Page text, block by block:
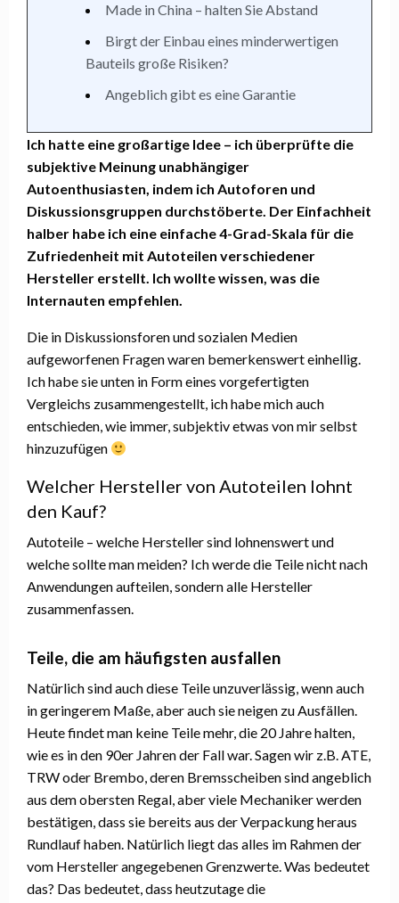
Made in China – halten Sie Abstand
Birgt der Einbau eines minderwertigen
Bauteils große Risiken?
Angeblich gibt es eine Garantie
Ich hatte eine großartige Idee – ich überprüfte die
subjektive Meinung unabhängiger
Autoenthusiasten, indem ich Autoforen und
Diskussionsgruppen durchstöberte. Der Einfachheit
halber habe ich eine einfache 4-Grad-Skala für die
Zufriedenheit mit Autoteilen verschiedener
Hersteller erstellt. Ich wollte wissen, was die
Internauten empfehlen.
Die in Diskussionsforen und sozialen Medien
aufgeworfenen Fragen waren bemerkenswert einhellig.
Ich habe sie unten in Form eines vorgefertigten
Vergleichs zusammengestellt, ich habe mich auch
entschieden, wie immer, subjektiv etwas von mir selbst
hinzuzufügen
Welcher Hersteller von Autoteilen lohnt
den Kauf?
Autoteile – welche Hersteller sind lohnenswert und
welche sollte man meiden? Ich werde die Teile nicht nach
Anwendungen aufteilen, sondern alle Hersteller
zusammenfassen.
Teile, die am häufigsten ausfallen
Natürlich sind auch diese Teile unzuverlässig, wenn auch
in geringerem Maße, aber auch sie neigen zu Ausfällen.
Heute findet man keine Teile mehr, die 20 Jahre halten,
wie es in den 90er Jahren der Fall war. Sagen wir z.B. ATE,
TRW oder Brembo, deren Bremsscheiben sind angeblich
aus dem obersten Regal, aber viele Mechaniker werden
bestätigen, dass sie bereits aus der Verpackung heraus
Rundlauf haben. Natürlich liegt das alles im Rahmen der
vom Hersteller angegebenen Grenzwerte. Was bedeutet
das? Das bedeutet, dass heutzutage die